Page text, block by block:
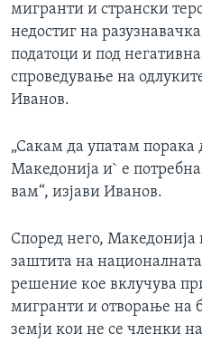
мигранти и странски
недостиг на
податоци и под
спроведување на
Иванов.
„Сакам да упатам порака
Македонија и` е
вам“, изјави Иванов.
Според него, Македонија
заштита на
решение кое вклучува
мигранти и отворање на
земји кои не се членки